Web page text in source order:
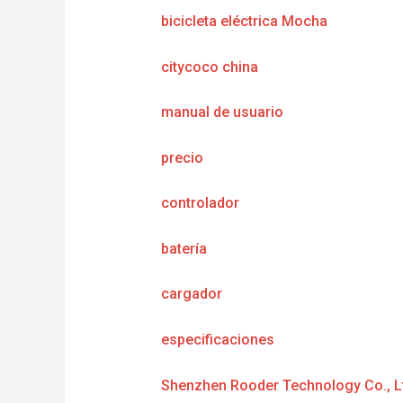
bicicleta eléctrica Mocha
citycoco china
manual de usuario
precio
controlador
batería
cargador
especificaciones
Shenzhen Rooder Technology Co.,